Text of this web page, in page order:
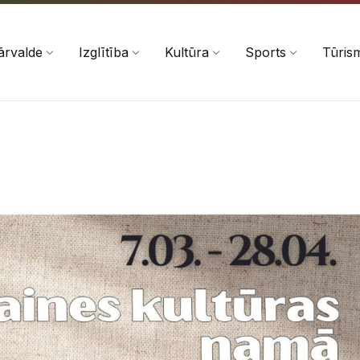
Izglītība Kultūra Sports